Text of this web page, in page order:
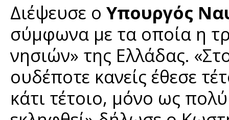
Διέψευσε ο Υπουργός
σύμφωνα με τα οποία η
νησιών» της Ελλάδας.
ουδέποτε κανείς έθεσε
κάτι τέτοιο, μόνο ως